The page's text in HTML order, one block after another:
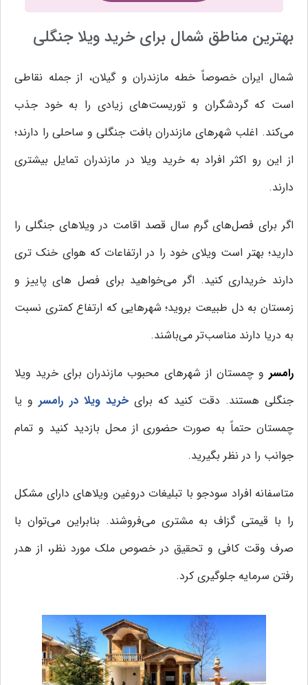
بهترین مناطق شمال برای خرید ویلا جنگلی
شمال ایران خصوصاً خطه مازندران و گیلان، از جمله نقاطی
است که گردشگران و توریست‌های زیادی را به خود جذب
می‌کند. اغلب شهرهای مازندران بافت جنگلی و ساحلی را دارند؛
از این رو اکثر افراد به خرید ویلا در مازندران تمایل بیشتری
دارند.
اگر برای فصل‌های گرم سال قصد اقامت در ویلاهای جنگلی را
دارید؛ بهتر است ویلای خود را در ارتفاعات که هوای خنک تری
دارند خریداری کنید. اگر می‌خواهید برای فصل های پاییز و
زمستان به دل طبیعت بروید؛ شهرهایی که ارتفاع کمتری نسبت
به دریا دارند مناسب‌تر می‌باشند.
رامسر و چمستان از شهرهای محبوب مازندران برای خرید ویلا
جنگلی هستند. دقت کنید که برایخرید ویلا در رامسر و یا
چمستان حتماً به صورت حضوری از محل بازدید کنید و تمام
جوانب را در نظر بگیرید.
متاسفانه افراد سودجو با تبلیغات دروغین ویلاهای دارای مشکل
را با قیمتی گزاف به مشتری می‌فروشند. بنابراین می‌توان با
صرف وقت کافی و تحقیق در خصوص ملک مورد نظر، از هدر
رفتن سرمایه جلوگیری کرد.